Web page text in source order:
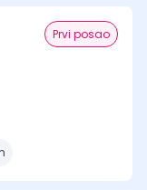
Prvi posao